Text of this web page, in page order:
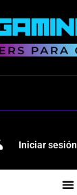
Iniciar sesión